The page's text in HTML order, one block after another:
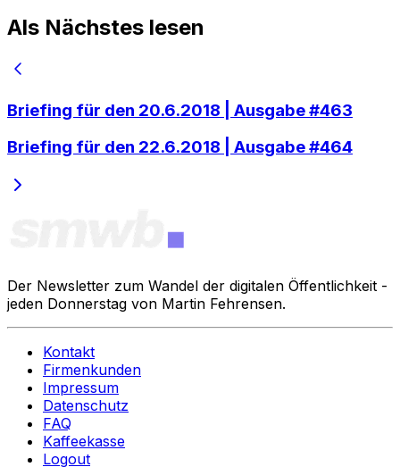
Als Nächstes lesen
Briefing für den 20.6.2018 | Ausgabe #463
Briefing für den 22.6.2018 | Ausgabe #464
Der Newsletter zum Wandel der digitalen Öffentlichkeit -
jeden Donnerstag von Martin Fehrensen.
Kontakt
Firmenkunden
Impressum
Datenschutz
FAQ
Kaffeekasse
Logout